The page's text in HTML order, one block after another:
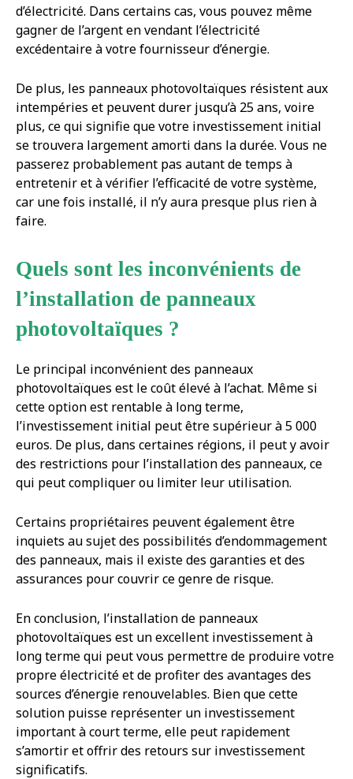
d’électricité. Dans certains cas, vous pouvez même
gagner de l’argent en vendant l’électricité
excédentaire à votre fournisseur d’énergie.
De plus, les panneaux photovoltaïques résistent aux
intempéries et peuvent durer jusqu’à 25 ans, voire
plus, ce qui signifie que votre investissement initial
se trouvera largement amorti dans la durée. Vous ne
passerez probablement pas autant de temps à
entretenir et à vérifier l’efficacité de votre système,
car une fois installé, il n’y aura presque plus rien à
faire.
Quels sont les inconvénients de
l’installation de panneaux
photovoltaïques ?
Le principal inconvénient des panneaux
photovoltaïques est le coût élevé à l’achat. Même si
cette option est rentable à long terme,
l’investissement initial peut être supérieur à 5 000
euros. De plus, dans certaines régions, il peut y avoir
des restrictions pour l’installation des panneaux, ce
qui peut compliquer ou limiter leur utilisation.
Certains propriétaires peuvent également être
inquiets au sujet des possibilités d’endommagement
des panneaux, mais il existe des garanties et des
assurances pour couvrir ce genre de risque.
En conclusion, l’installation de panneaux
photovoltaïques est un excellent investissement à
long terme qui peut vous permettre de produire votre
propre électricité et de profiter des avantages des
sources d’énergie renouvelables. Bien que cette
solution puisse représenter un investissement
important à court terme, elle peut rapidement
s’amortir et offrir des retours sur investissement
significatifs.